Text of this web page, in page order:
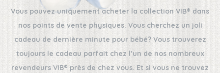
Vous pouvez uniquement acheter la collection VIB® dans
nos points de vente physiques. Vous cherchez un joli
cadeau de dernière minute pour bébé? Vous trouverez
toujours le cadeau parfait chez l’un de nos nombreux
revendeurs VIB® près de chez vous. Et si vous ne trouvez